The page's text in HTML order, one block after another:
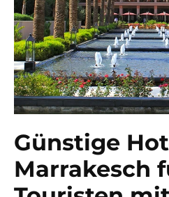
Günstige
Marrakesch